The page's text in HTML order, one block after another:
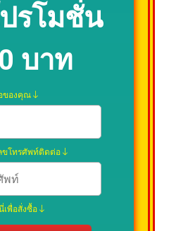
รโมชั่น
บาท
ของคุณ
ขโทรศัพท์ติดต่อ
เพื่อสั่งซื้อ